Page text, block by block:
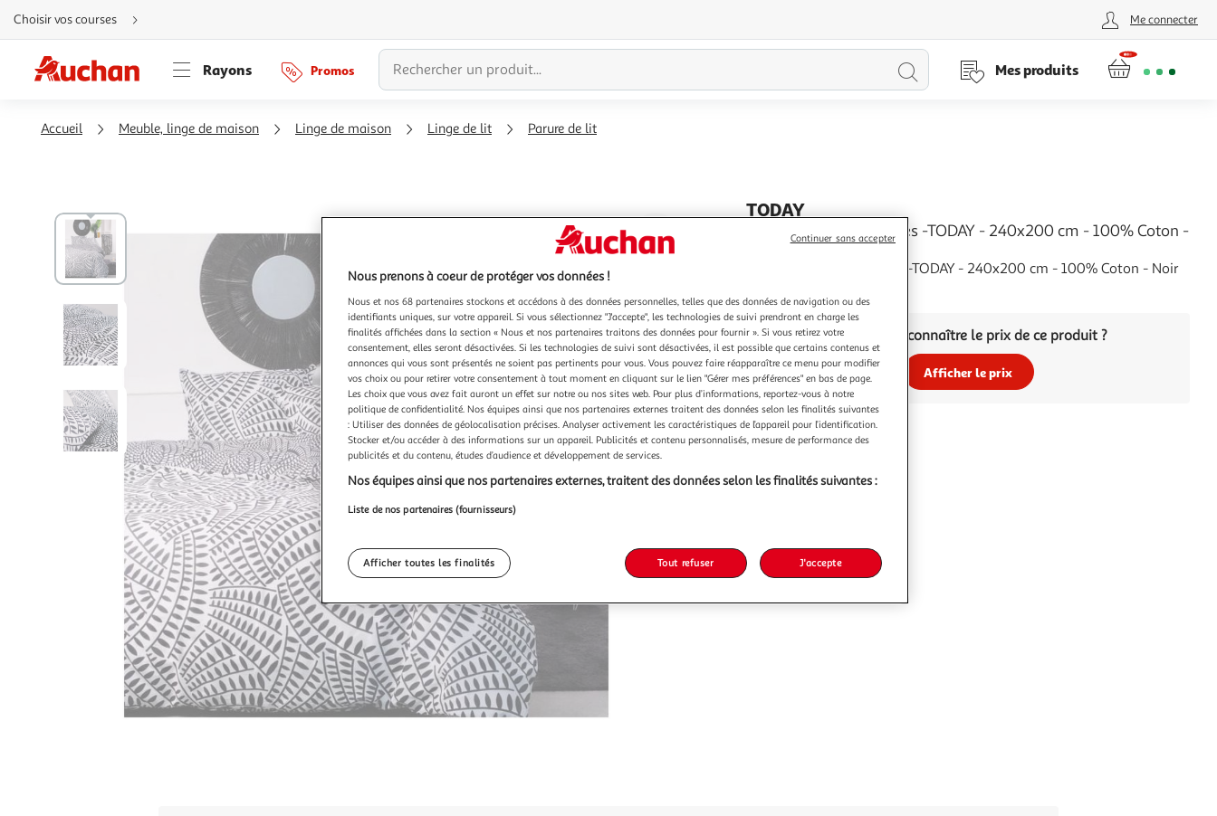
Aller
directement
au
Aller
directement
à
Aller
directement
Choisir vos courses Me connecter
Rayons Promos
Lancer
Mes produits
Accueil Meuble, linge de maison Linge de maison Linge de lit Parure de lit
Agrandir
l'illustration
200%
l'illustration
à
100
%
Partager
le
produit
TODAY
Parure de lit 2 personnes -TODAY - 240x200 cm - 100% Coton -
Parure de lit 2 personnes -TODAY - 240x200 cm - 100% Coton - Noir
En savoir +
Vous voulez connaître le prix de ce produit ?
Afficher le prix
Nous prenons à coeur de protéger vos données !
Nous et nos 68 partenaires stockons et accédons à des données personnelles, telles que des données de navigation ou des
identifiants uniques, sur votre appareil. Si vous sélectionnez "J'accepte", les technologies de suivi prendront en charge les
finalités affichées dans la section « Nous et nos partenaires traitons des données pour fournir ». Si vous retirez votre
consentement, elles seront désactivées. Si les technologies de suivi sont désactivées, il est possible que certains contenus et
annonces qui vous sont présentés ne soient pas pertinents pour vous. Vous pouvez faire réapparaître ce menu pour modifier
vos choix ou pour retirer votre consentement à tout moment en cliquant sur le lien "Gérer mes préférences" en bas de page.
Les choix que vous avez fait auront un effet sur notre ou nos sites web. Pour plus d’informations, reportez-vous à notre
politique de confidentialité. Nos équipes ainsi que nos partenaires externes traitent des données selon les finalités suivantes
: Utiliser des données de géolocalisation précises. Analyser activement les caractéristiques de l’appareil pour l’identification.
Stocker et/ou accéder à des informations sur un appareil. Publicités et contenu personnalisés, mesure de performance des
publicités et du contenu, études d’audience et développement de services.
Nos équipes ainsi que nos partenaires externes, traitent des données selon les finalités suivantes :
Liste de nos partenaires (fournisseurs)
Afficher toutes les finalités Tout refuser J'accepte
Continuer sans accepter